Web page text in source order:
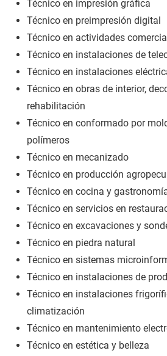
Técnico en impresión gráfica
Técnico en preimpresión digital
Técnico en actividades
Técnico en instalaciones de
Técnico en instalaciones
Técnico en obras de interior,
rehabilitación
Técnico en conformado por
polímeros
Técnico en mecanizado
Técnico en producción
Técnico en cocina y
Técnico en servicios en
Técnico en excavaciones y
Técnico en piedra natural
Técnico en sistemas
Técnico en instalaciones de
Técnico en instalaciones
climatización
Técnico en mantenimiento
Técnico en estética y belleza